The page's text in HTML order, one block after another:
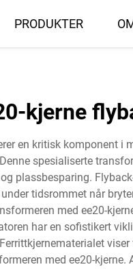
PRODUKTER
kjerne
en kritisk komponent
spesialiserte
plassbesparing.
tidsrommet når
med ee20-
har en sofistikert
med ee20-